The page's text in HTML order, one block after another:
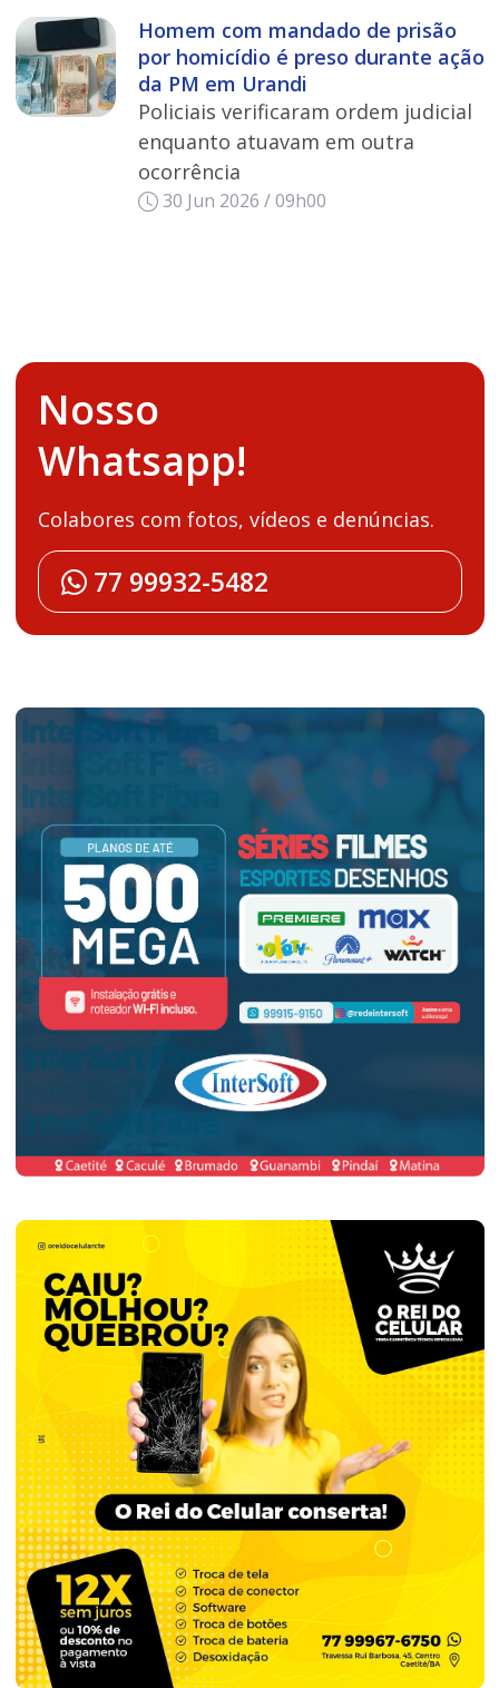
Homem com mandado de prisão
por homicídio é preso durante ação
da PM em Urandi
Policiais verificaram ordem judicial
enquanto atuavam em outra
ocorrência
30 Jun 2026 / 09h00
Nosso
Whatsapp!
Colabores com fotos, vídeos e denúncias.
77 99932-5482